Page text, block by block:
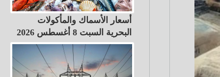
أسعار الأسماك والمأكولات
البحرية السبت 8 أغسطس 2026